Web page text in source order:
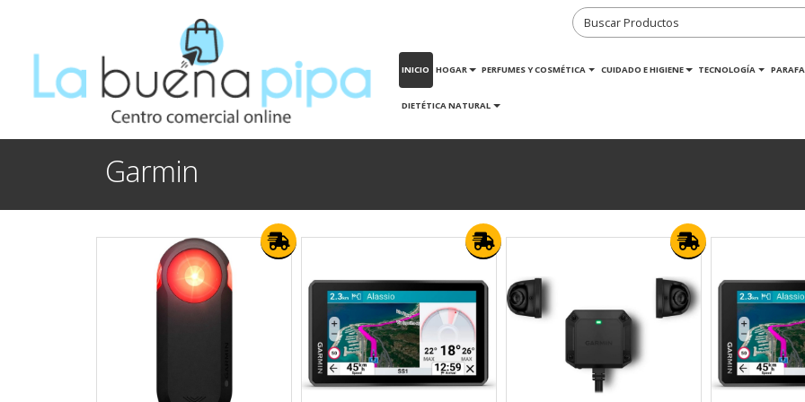
INICIO HOGAR PERFUMES Y COSMÉTICA CUIDADO E HIGIENE TECNOLOGÍA
DIETÉTICA NATURAL
Garmin